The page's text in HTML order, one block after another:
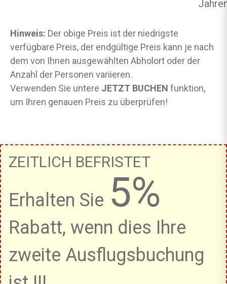
Hinweis: Der obige Preis ist der niedrigste
verfügbare Preis, der endgültige Preis kann je nach
dem von Ihnen ausgewählten Abholort oder der
Anzahl der Personen variieren.
Verwenden Sie untere JETZT BUCHEN funktion,
um Ihren genauen Preis zu überprüfen!
ZEITLICH BEFRISTET
Erhalten Sie 5%
Rabatt, wenn dies Ihre
zweite Ausflugsbuchung